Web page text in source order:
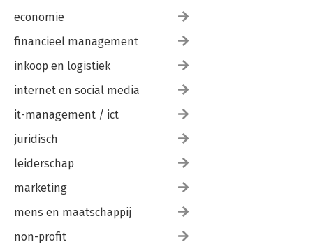
economie
financieel management
inkoop en logistiek
internet en social media
it-management / ict
juridisch
leiderschap
marketing
mens en maatschappij
non-profit